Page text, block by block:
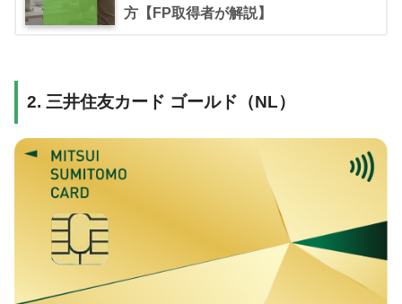
方【FP取得者が解説】
2. 三井住友カード ゴールド（NL）